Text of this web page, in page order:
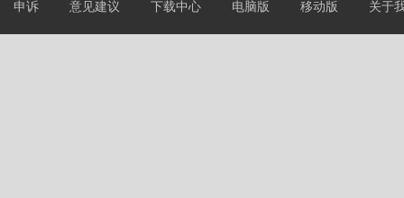
申诉 意见建议 下载中心 电脑版 移动版 关于